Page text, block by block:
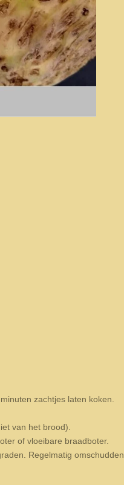
zachtjes laten koken.
van het brood).
of vloeibare braadboter.
Regelmatig omschudden.